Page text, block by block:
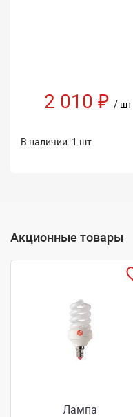
2 010 ₽ / шт
В наличии: 1 шт
Акционные товары
Лампа